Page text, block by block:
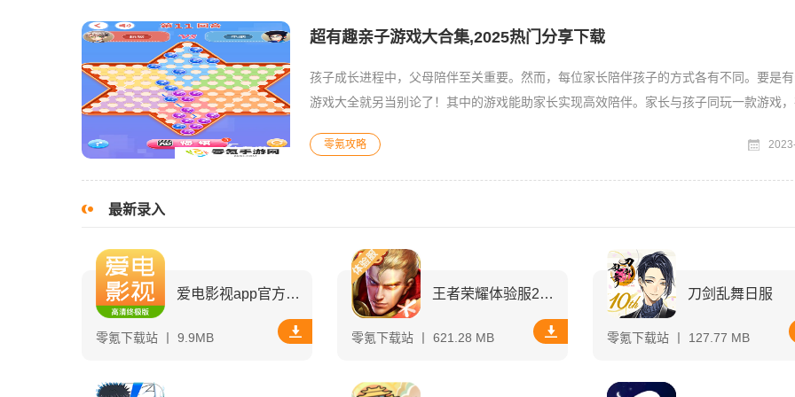
超有趣亲子游戏大合集,2025热门分享下载
孩子成长进程中，父母陪伴至关重要。然而，每位家长陪伴孩子的方式各有不同。要是
游戏大全就另当别论了！其中的游戏能助家长实现高效陪伴。家长与孩子同玩一款游戏，
零氪攻略
最新录入
爱电影视app官方版下载
零氪下载站 丨 9.9MB
王者荣耀体验服2025最新版本
零氪下载站 丨 621.28 MB
刀剑乱舞日服
零氪下载站 丨 127.77 MB